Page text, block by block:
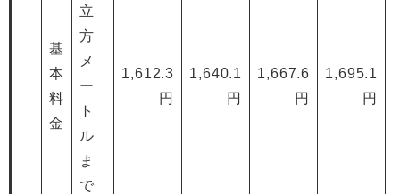
基
本
料
金
立
方
メ
ー
ト
ル
ま
で
1,612.3
円
1,640.1
円
1,667.6
円
1,695.1
円